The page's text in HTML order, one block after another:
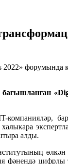
алды.
фәнендә цифрлы